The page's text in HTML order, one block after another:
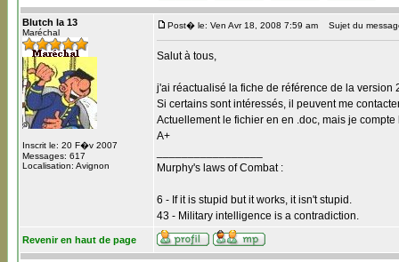
Blutch la 13
Maréchal
Inscrit le: 20 F�v 2007
Messages: 617
Localisation: Avignon
Post� le: Ven Avr 18, 2008 7:59 am Sujet du
Salut à tous,
j'ai réactualisé la fiche de référence de la version
Si certains sont intéressés, il peuvent me
Actuellement le fichier en en .doc, mais je
A+
Murphy's laws of Combat :
6 - If it is stupid but it works, it isn't stupid.
43 - Military intelligence is a contradiction.
Revenir en haut de page